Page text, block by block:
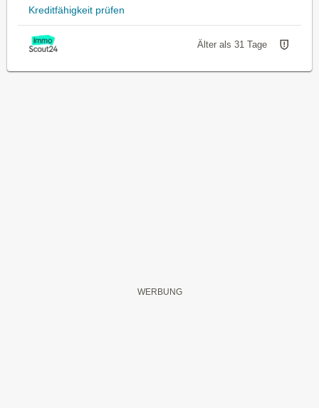
Kreditfähigkeit prüfen
Älter als 31 Tage